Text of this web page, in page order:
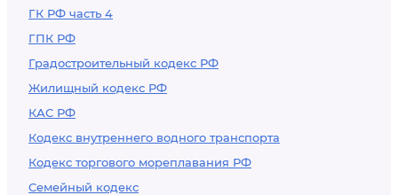
ГК РФ часть 4
ГПК РФ
Градостроительный кодекс РФ
Жилищный кодекс РФ
КАС РФ
Кодекс внутреннего водного транспорта
Кодекс торгового мореплавания РФ
Семейный кодекс